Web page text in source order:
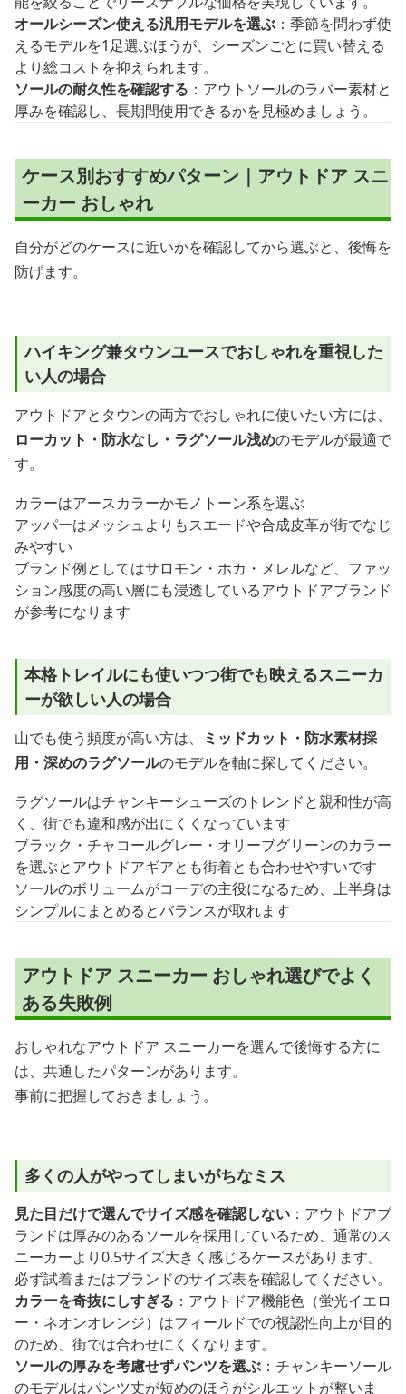
オールシーズン使える汎用モデルを選ぶ ：季節を問わず使
えるモデルを1足選ぶほうが、シーズンごとに買い替える
より総コストを抑えられます。
ソールの耐久性を確認する ：アウトソールのラバー素材と
厚みを確認し、長期間使用できるかを見極めましょう。
ケース別おすすめパターン｜アウトドア スニ
ーカー おしゃれ
自分がどのケースに近いかを確認してから選ぶと、後悔を
防げます。
ハイキング兼タウンユースでおしゃれを重視した
い人の場合
アウトドアとタウンの両方でおしゃれに使いたい方には、
ローカット・防水なし・ラグソール浅めのモデルが最適で
す。
カラーはアースカラーかモノトーン系を選ぶ
アッパーはメッシュよりもスエードや合成皮革が街でなじ
みやすい
ブランド例としてはサロモン・ホカ・メレルなど、ファッ
ション感度の高い層にも浸透しているアウトドアブランド
が参考になります
本格トレイルにも使いつつ街でも映えるスニーカ
ーが欲しい人の場合
山でも使う頻度が高い方は、
ミッドカット・防水素材採
用・深めのラグソールのモデルを軸に探してください。
ラグソールはチャンキーシューズのトレンドと親和性が高
く、街でも違和感が出にくくなっています
ブラック・チャコールグレー・オリーブグリーンのカラー
を選ぶとアウトドアギアとも街着とも合わせやすいです
ソールのボリュームがコーデの主役になるため、上半身は
シンプルにまとめるとバランスが取れます
アウトドア スニーカー おしゃれ選びでよく
ある失敗例
おしゃれなアウトドア スニーカーを選んで後悔する方に
は、共通したパターンがあります。
事前に把握しておきましょう。
多くの人がやってしまいがちなミス
見た目だけで選んでサイズ感を確認しない ：アウトドアブ
ランドは厚みのあるソールを採用しているため、通常のス
ニーカーより0.5サイズ大きく感じるケースがあります。
必ず試着またはブランドのサイズ表を確認してください。
カラーを奇抜にしすぎる ：アウトドア機能色（蛍光イエロ
ー・ネオンオレンジ）はフィールドでの視認性向上が目的
のため、街では合わせにくくなります。
ソールの厚みを考慮せずパンツを選ぶ ：チャンキーソール
のモデルはパンツ丈が短めのほうがシルエットが整いま